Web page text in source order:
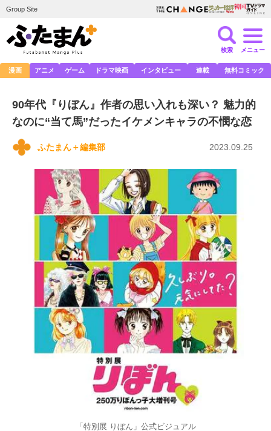
Group Site
検索 メニュー
漫画 アニメ ゲーム ドラマ映画 インタビュー 連載 無料コミック
90年代『りぼん』作者の思い入れも深い？ 魅力的
なのに“当て馬”だったイケメンキャラの不憫な恋
ふたまん＋編集部 2023.09.25
「特別展 りぼん」公式ビジュアル